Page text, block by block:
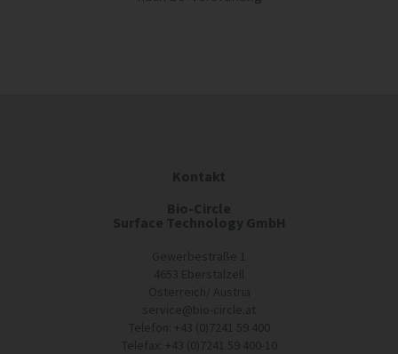
Kontakt
Bio-Circle
Surface Technology GmbH
Gewerbestraße 1
4653 Eberstalzell
Österreich/ Austria
service@bio-circle.at
Telefon: +43 (0)7241 59 400
Telefax: +43 (0)7241 59 400-10